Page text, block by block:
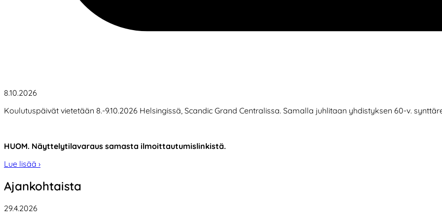
8.10.2026
Koulutuspäivät vietetään 8.-9.10.2026 Helsingissä, Scandic Grand Centralissa. Samalla juhlitaan yhdistyksen 60-v.
HUOM. Näyttelytilavaraus samasta ilmoittautumislinkistä.
Lue lisää ›
Ajankohtaista
29.4.2026